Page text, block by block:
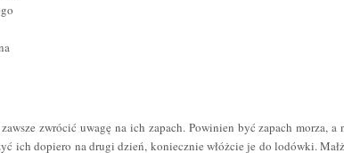
zwrócić uwagę na ich zapach. Powinien być zapach morza,
ich dopiero na drugi dzień, koniecznie włóżcie je do lodówki.